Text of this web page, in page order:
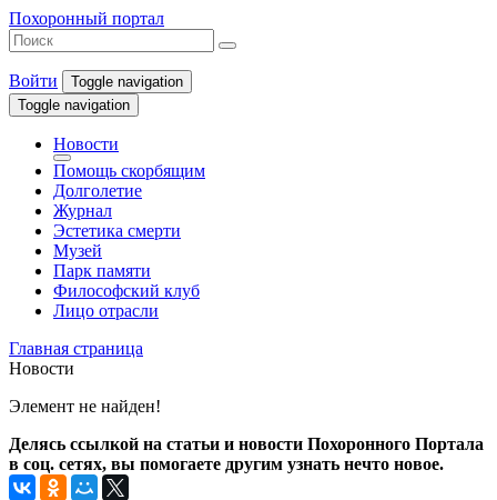
Похоронный портал
Войти
Toggle navigation
Toggle navigation
Новости
Помощь скорбящим
Долголетие
Журнал
Эстетика смерти
Музей
Парк памяти
Философский клуб
Лицо отрасли
Главная страница
Новости
Элемент не найден!
Делясь ссылкой на статьи и новости Похоронного Портала
в соц. сетях, вы помогаете другим узнать нечто новое.